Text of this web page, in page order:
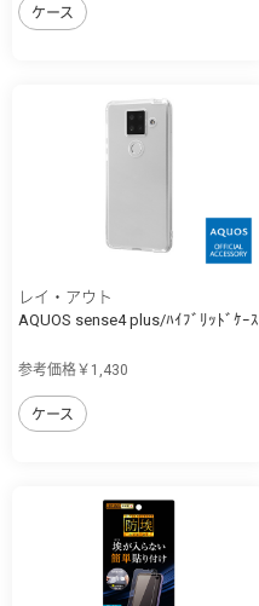
ケース
レイ・アウト
AQUOS sense4 plus/ﾊｲﾌﾞﾘｯﾄﾞｹｰｽ
参考価格￥1,430
ケース